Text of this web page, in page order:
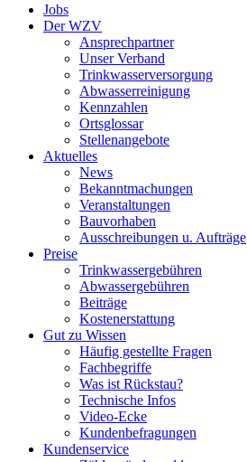
Jobs
Der WZV
Ansprechpartner
Unser Verband
Trinkwasser­versorgung
Abwasserreinigung
Kennzahlen
Ortsglossar
Stellenangebote
Aktuelles
News
Bekanntmachungen
Veranstaltungen
Bauvorhaben
Ausschreibungen u. Aufträge
Preise
Trinkwassergebühren
Abwassergebühren
Beiträge
Kostenerstattung
Gut zu Wissen
Häufig gestellte Fragen
Fachbegriffe
Was ist Rückstau?
Technische Infos
Video-Ecke
Kundenbefragungen
Kundenservice